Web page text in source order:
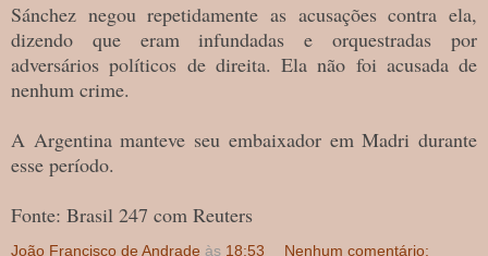
Sánchez negou repetidamente as acusações contra ela,
dizendo que eram infundadas e orquestradas por
adversários políticos de direita. Ela não foi acusada de
nenhum crime.
A Argentina manteve seu embaixador em Madri durante
esse período.
Fonte: Brasil 247 com Reuters
João Francisco de Andrade às 18:53 Nenhum comentário: